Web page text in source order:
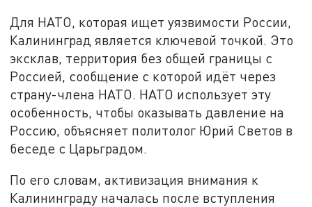
Для НАТО, которая ищет уязвимости России,
Калининград является ключевой точкой. Это
эксклав, территория без общей границы с
Россией, сообщение с которой идёт через
страну-члена НАТО. НАТО использует эту
особенность, чтобы оказывать давление на
Россию, объясняет политолог Юрий Светов в
беседе с Царьградом.
По его словам, активизация внимания к
Калининграду началась после вступления